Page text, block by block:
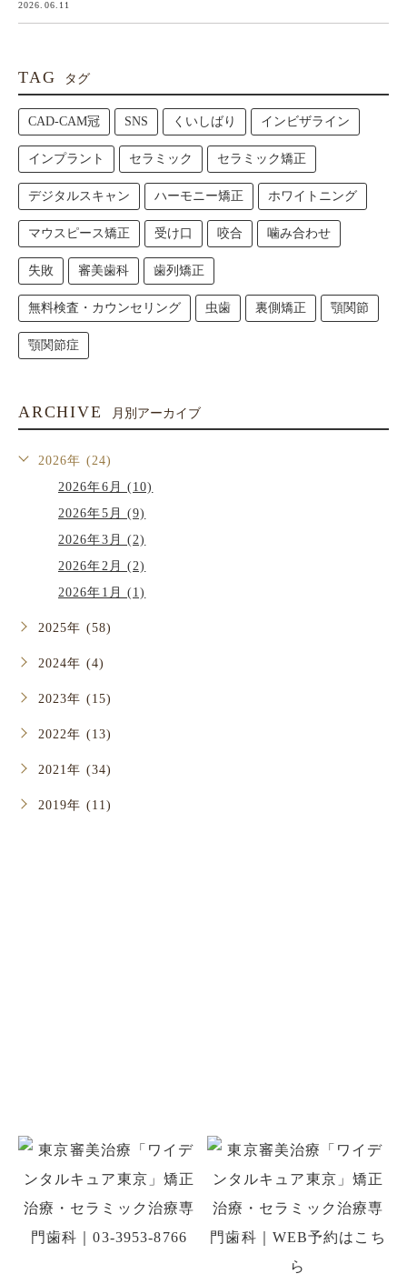
2026.06.11
TAG タグ
CAD-CAM冠 SNS くいしばり インビザライン
インプラント セラミック セラミック矯正
デジタルスキャン ハーモニー矯正 ホワイトニング
マウスピース矯正 受け口 咬合 噛み合わせ
失敗 審美歯科 歯列矯正
無料検査・カウンセリング 虫歯 裏側矯正 顎関節
顎関節症
ARCHIVE 月別アーカイブ
2026年 (24)
2026年6月 (10)
2026年5月 (9)
2026年3月 (2)
2026年2月 (2)
2026年1月 (1)
2025年 (58)
2024年 (4)
2023年 (15)
2022年 (13)
2021年 (34)
2019年 (11)